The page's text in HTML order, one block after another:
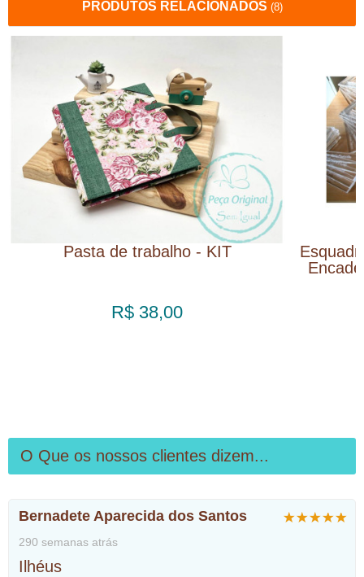
PRODUTOS RELACIONADOS (8)
Pasta de trabalho - KIT
R$ 38,00
O Que os nossos clientes dizem...
Bernadete Aparecida dos Santos
290 semanas atrás
Ilhéus